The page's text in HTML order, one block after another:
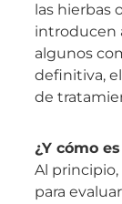
las hierbas
introducen
algunos
definitiva,
de
¿Y cómo
Al
para